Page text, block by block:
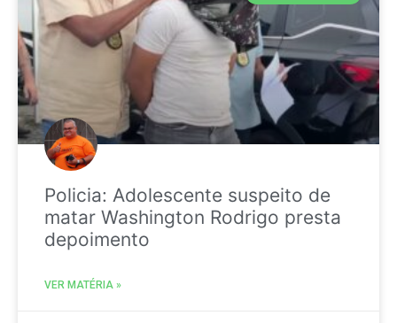
Policia: Adolescente suspeito de
matar Washington Rodrigo presta
depoimento
VER MATÉRIA »